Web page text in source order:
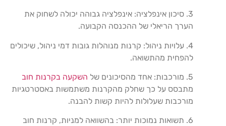
3. סיכון אינפלציה: אינפלציה גבוהה יכולה לשחוק את
הערך הריאלי של ההכנסה הקבועה.
4. עלויות ניהול: קרנות מנוהלות גובות דמי ניהול, שיכולים
להפחית מהתשואה.
5. מורכבות: אחד מהסיכונים של
השקעה בקרנות חוב
מתבסס על כך שחלק מהקרנות משתמשות באסטרטגיות
מורכבות שעלולות להיות קשות להבנה.
6. תשואות נמוכות יותר: בהשוואה למניות, קרנות חוב